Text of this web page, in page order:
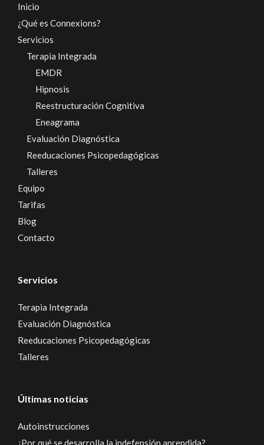
Inicio
¿Qué es Connexions?
Servicios
Terapia Integrada
EMDR
Hipnosis
Reestructuración Cognitiva
Eneagrama
Evaluación Diagnóstica
Reeducaciones Psicopedagógicas
Talleres
Equipo
Tarifas
Blog
Contacto
Servicios
Terapia Integrada
Evaluación Diagnóstica
Reeducaciones Psicopedagógicas
Talleres
Últimas noticias
Autoinstrucciones
¿Por qué se desarrolla la indefensión aprendida?